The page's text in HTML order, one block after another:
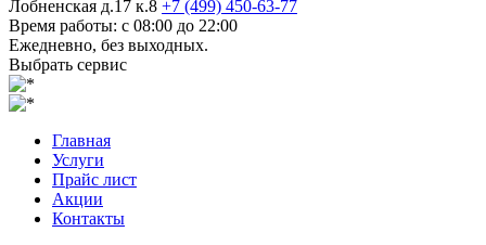
Лобненская д.17 к.8 +7 (499) 450-63-77
Время работы: с 08:00 до 22:00
Ежедневно, без выходных.
Выбрать сервис
Главная
Услуги
Прайс лист
Акции
Контакты